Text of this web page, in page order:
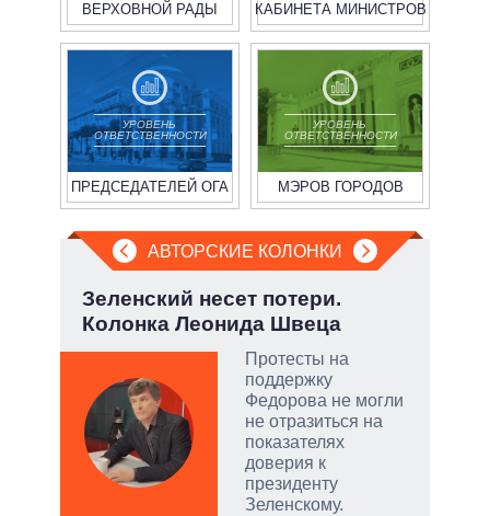
ВЕРХОВНОЙ РАДЫ КАБИНЕТА МИНИСТРОВ
УРОВЕНЬ
ОТВЕТСТВЕННОСТИ
ПРЕДСЕДАТЕЛЕЙ ОГА
УРОВЕНЬ
ОТВЕТСТВЕННОСТИ
МЭРОВ ГОРОДОВ
АВТОРСКИЕ КОЛОНКИ
Зеленский несет потери.
Колонка Леонида Швеца
Протесты на
поддержку
Федорова не могли
не отразиться на
показателях
доверия к
президенту
Зеленскому.